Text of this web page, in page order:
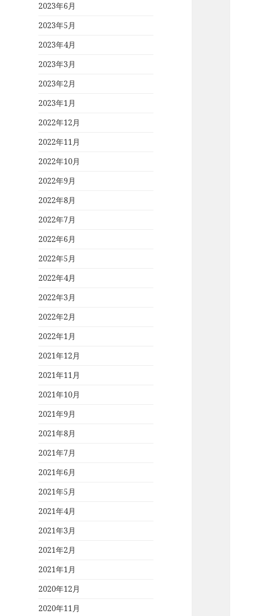
2023年6月
2023年5月
2023年4月
2023年3月
2023年2月
2023年1月
2022年12月
2022年11月
2022年10月
2022年9月
2022年8月
2022年7月
2022年6月
2022年5月
2022年4月
2022年3月
2022年2月
2022年1月
2021年12月
2021年11月
2021年10月
2021年9月
2021年8月
2021年7月
2021年6月
2021年5月
2021年4月
2021年3月
2021年2月
2021年1月
2020年12月
2020年11月